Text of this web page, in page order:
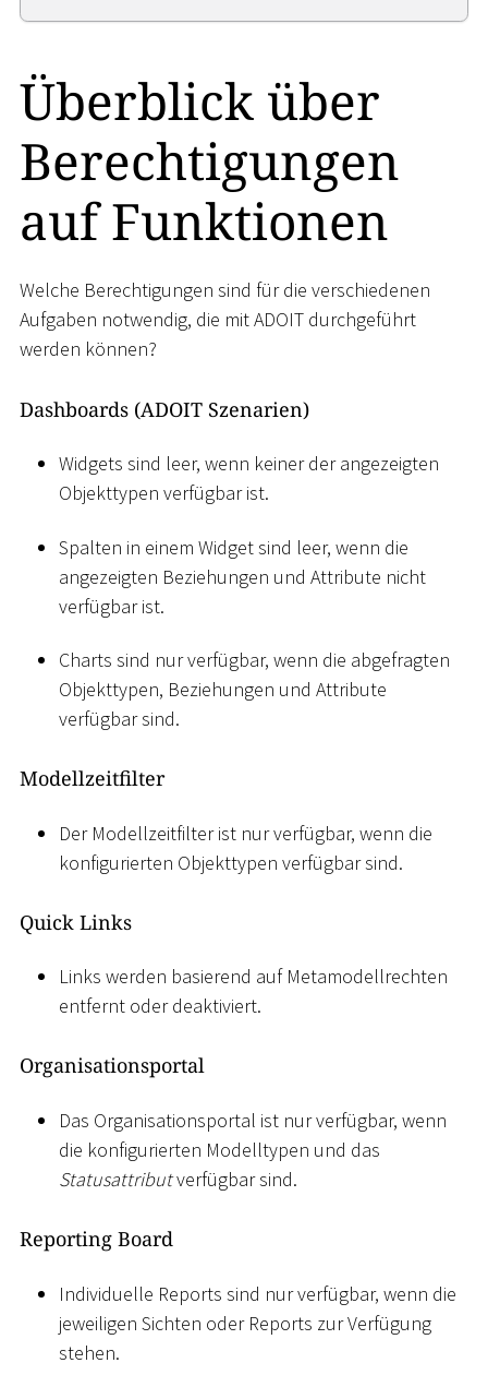
Überblick über
Berechtigungen
auf Funktionen
Welche Berechtigungen sind für die verschiedenen
Aufgaben notwendig, die mit ADOIT durchgeführt
werden können?
Dashboards (ADOIT Szenarien)
Widgets sind leer, wenn keiner der angezeigten
Objekttypen verfügbar ist.
Spalten in einem Widget sind leer, wenn die
angezeigten Beziehungen und Attribute nicht
verfügbar ist.
Charts sind nur verfügbar, wenn die abgefragten
Objekttypen, Beziehungen und Attribute
verfügbar sind.
Modellzeitfilter
Der Modellzeitfilter ist nur verfügbar, wenn die
konfigurierten Objekttypen verfügbar sind.
Quick Links
Links werden basierend auf Metamodellrechten
entfernt oder deaktiviert.
Organisationsportal
Das Organisationsportal ist nur verfügbar, wenn
die konfigurierten Modelltypen und das
Statusattributverfügbar sind.
Reporting Board
Individuelle Reports sind nur verfügbar, wenn die
jeweiligen Sichten oder Reports zur Verfügung
stehen.